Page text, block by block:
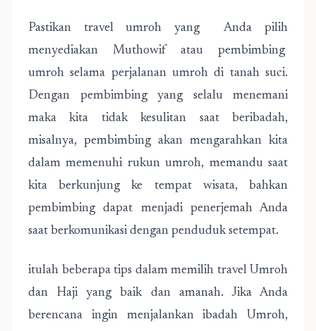
Pastikan travel umroh yang Anda pilih
menyediakan Muthowif atau pembimbing
umroh selama perjalanan umroh di tanah suci.
Dengan pembimbing yang selalu menemani
maka kita tidak kesulitan saat beribadah,
misalnya, pembimbing akan mengarahkan kita
dalam memenuhi rukun umroh, memandu saat
kita berkunjung ke tempat wisata, bahkan
pembimbing dapat menjadi penerjemah Anda
saat berkomunikasi dengan penduduk setempat.
itulah beberapa tips dalam memilih travel Umroh
dan Haji yang baik dan amanah. Jika Anda
berencana ingin menjalankan ibadah Umroh,